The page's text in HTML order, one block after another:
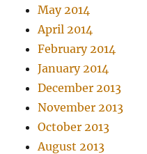
May 2014
April 2014
February 2014
January 2014
December 2013
November 2013
October 2013
August 2013